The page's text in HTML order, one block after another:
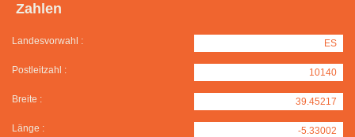
Zahlen
Landesvorwahl : ES
Postleitzahl : 10140
Breite : 39.45217
Länge : -5.33002